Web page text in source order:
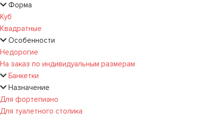
Форма
Куб
Квадратные
Особенности
Недорогие
На заказ по индивидуальным размерам
Банкетки
Назначение
Для фортепиано
Для туалетного столика